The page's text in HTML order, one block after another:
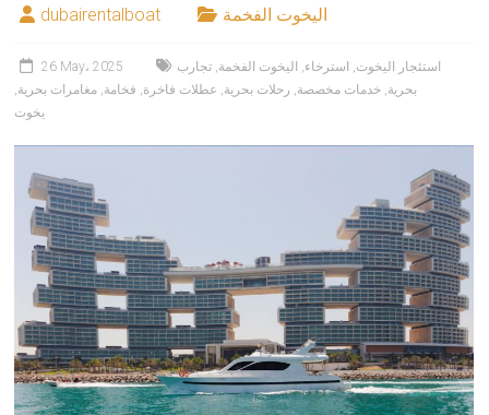
dubairentalboat اليخوت الفخمة
26 May، 2025 استئجار اليخوت, استرخاء, اليخوت الفخمة, تجارب
بحرية, خدمات مخصصة, رحلات بحرية, عطلات فاخرة, فخامة, مغامرات بحرية,
يخوت